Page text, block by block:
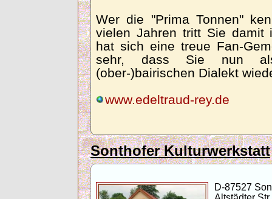
Wer die "Prima Tonnen"
vielen Jahren tritt Sie damit
hat sich eine treue Fan-
sehr, dass Sie nun
(ober-)bairischen Dialekt
www.edeltraud-rey.de
Sonthofer Kulturwerkstatt
D-87527